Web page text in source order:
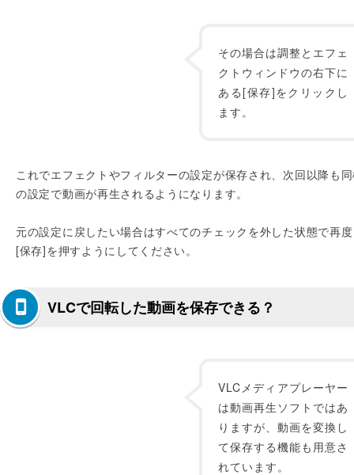
その場合は調整とエフェ
クトウィンドウの右下に
ある[保存]をクリックし
ます。
これでエフェクトやフィルターの設定が保存され、次回以降も
の設定で動画が再生されるようになります。
元の設定に戻したい場合はすべてのチェックを外した状態で再度
[保存]を押すようにしてください。
VLCで回転した動画を保存できる？
VLCメディアプレーヤー
は動画再生ソフトではあ
りますが、動画を変換し
て保存する機能も用意さ
れています。